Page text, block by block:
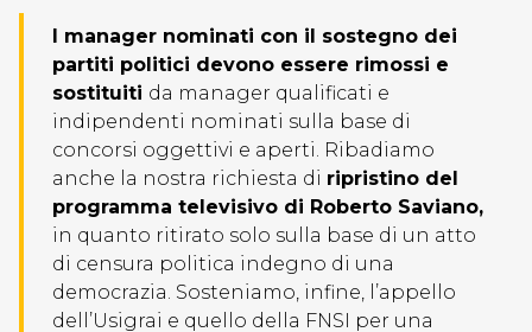
I manager nominati con il sostegno dei
partiti politici devono essere rimossi e
sostituiti da manager qualificati e
indipendenti nominati sulla base di
concorsi oggettivi e aperti. Ribadiamo
anche la nostra richiesta di ripristino del
programma televisivo di Roberto Saviano,
in quanto ritirato solo sulla base di un atto
di censura politica indegno di una
democrazia. Sosteniamo, infine, l’appello
dell’Usigrai e quello della FNSI per una